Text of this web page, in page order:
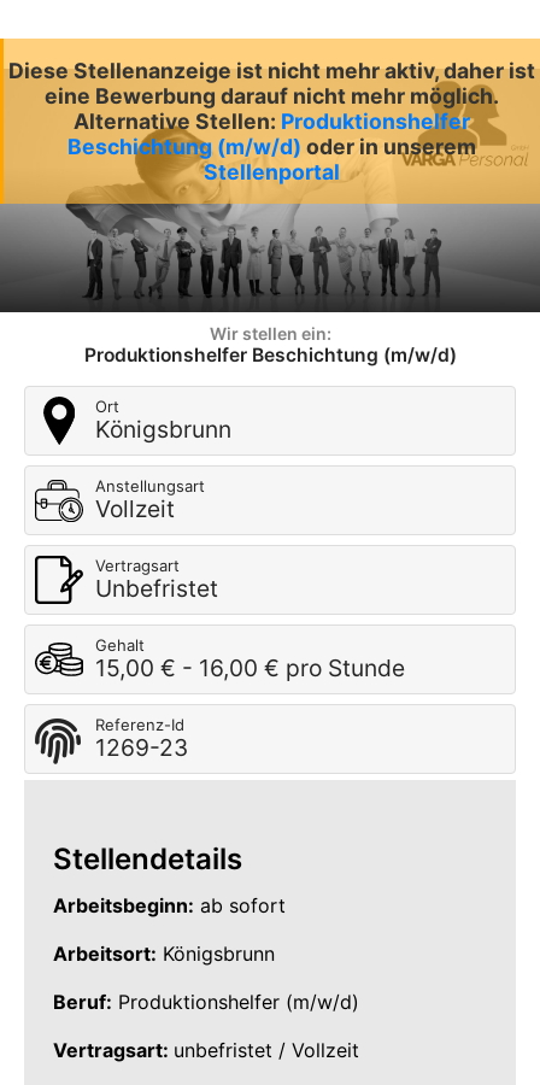
Diese Stellenanzeige ist nicht mehr aktiv, daher ist
eine Bewerbung darauf nicht mehr möglich.
Alternative Stellen: Produktionshelfer
Beschichtung (m/w/d) oder in unserem
Stellenportal
Wir stellen ein:
Produktionshelfer Beschichtung (m/w/d)
Ort
Königsbrunn
Anstellungsart
Vollzeit
Vertragsart
Unbefristet
Gehalt
15,00 € - 16,00 € pro Stunde
Referenz-Id
1269-23
Stellendetails
Arbeitsbeginn: ab sofort
Arbeitsort: Königsbrunn
Beruf: Produktionshelfer (m/w/d)
Vertragsart: unbefristet / Vollzeit